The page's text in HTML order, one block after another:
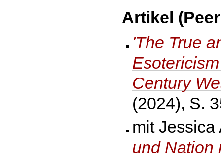
Artikel
'The True
Century
(2024), S.
mit
und Nation